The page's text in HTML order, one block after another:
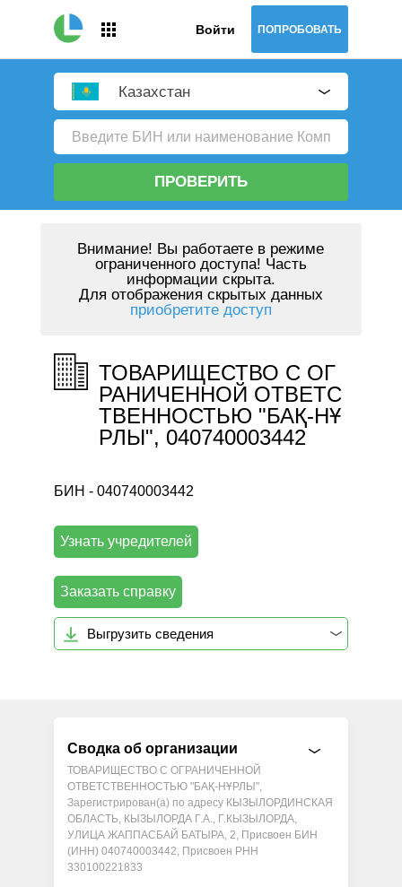
Войти ПОПРОБОВАТЬ
Казахстан
ПРОВЕРИТЬ
Внимание! Вы работаете в режиме
ограниченного доступа! Часть
информации скрыта.
Для отображения скрытых данных
приобретите доступ
ТОВАРИЩЕСТВО С ОГ
РАНИЧЕННОЙ ОТВЕТС
ТВЕННОСТЬЮ "БАҚ-НҰ
РЛЫ", 040740003442
БИН - 040740003442
Узнать учредителей
Заказать справку
Выгрузить сведения
Сводка об организации
ТОВАРИЩЕСТВО С ОГРАНИЧЕННОЙ
ОТВЕТСТВЕННОСТЬЮ "БАҚ-НҰРЛЫ",
Зарегистрирован(а) по адресу КЫЗЫЛОРДИНСКАЯ
ОБЛАСТЬ, КЫЗЫЛОРДА Г.А., Г.КЫЗЫЛОРДА,
УЛИЦА ЖАППАСБАЙ БАТЫРА, 2, Присвоен БИН
(ИНН) 040740003442, Присвоен РНН
330100221833